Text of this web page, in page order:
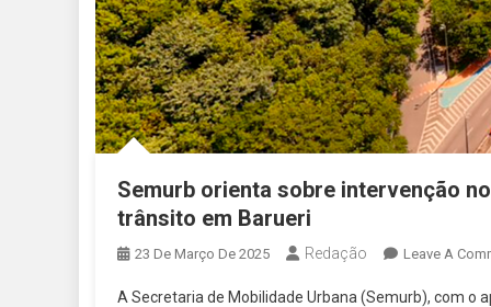
Semurb orienta sobre intervenção
trânsito em Barueri
23 De Março De 2025 Redação Leave A
A Secretaria de Mobilidade Urbana (Semurb), com o